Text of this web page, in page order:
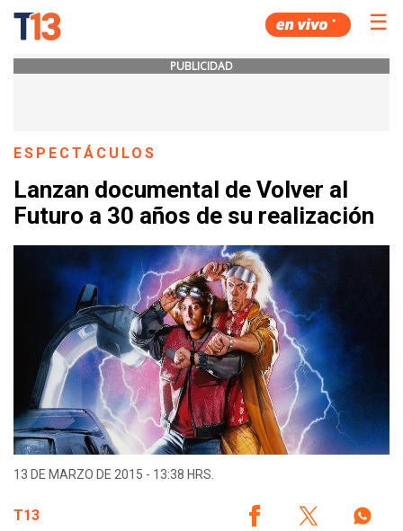
☰
PUBLICIDAD
ESPECTÁCULOS
Lanzan documental de Volver al
Futuro a 30 años de su realización
13 DE MARZO DE 2015 - 13:38 HRS.
T13